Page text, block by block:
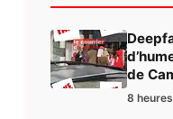
de
8